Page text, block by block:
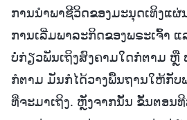
ການນໍາພາຊີວິດຂອງມະນຸດເທິງແຜ່
ການເລີ່ມພາລະກິດຂອງພຣະເຈົ້າ
ບໍ່ກ່ຽວພັນເຖິງສົງຄາມໃດກໍຕາມ ຫຼື
ກໍຕາມ ມັນກໍໄດ້ວາງພື້ນຖານໃຫ້ກັ
ທີ່ຈະມາເຖິງ. ຫຼັງຈາກນັ້ນ ຂັ້ນຕອນ